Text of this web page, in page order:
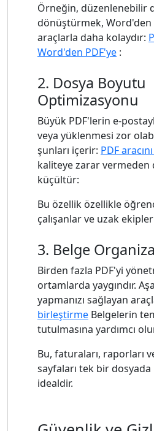
Örneğin, düzenlenebilir
dönüştürmek, Word'den
araçlarla daha kolaydır:
Word'den PDF'ye :
2. Dosya Boyutu
Optimizasyonu
Büyük PDF'lerin e-
veya yüklenmesi zor
şunları içerir: PDF
kaliteye zarar
küçültür:
Bu özellik özellikle
çalışanlar ve uzak ekipler
3. Belge
Birden fazla PDF'yi
ortamlarda yaygındır.
yapmanızı sağlayan
birleştirme Belgelerin
tutulmasına yardımcı
Bu, faturaları, raporları
sayfaları tek bir
idealdir.